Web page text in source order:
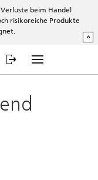
beim Handel
risikoreiche Produkte
^